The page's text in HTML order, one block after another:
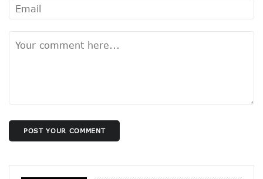
POST YOUR COMMENT